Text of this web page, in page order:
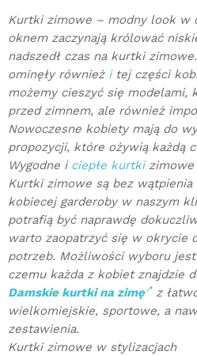
Kurtki zimowe – modny look w
oknem zaczynają królować
nadszedł czas na kurtki
ominęły również itej części
możemy cieszyć się modelami,
przed zimnem, ale również
Nowoczesne kobiety mają do
propozycji, które ożywią każdą
Wygodne i ciepłe kurtkizimowe
Kurtki zimowe są bez
kobiecej garderoby w naszym
potrafią być naprawdę
warto zaopatrzyć się w okrycie
potrzeb. Możliwości wyboru
czemu każda z kobiet znajdzie
Damskie kurtki na zimę z
wielkomiejskie, sportowe, a
zestawienia.
Kurtki zimowe w stylizacjach